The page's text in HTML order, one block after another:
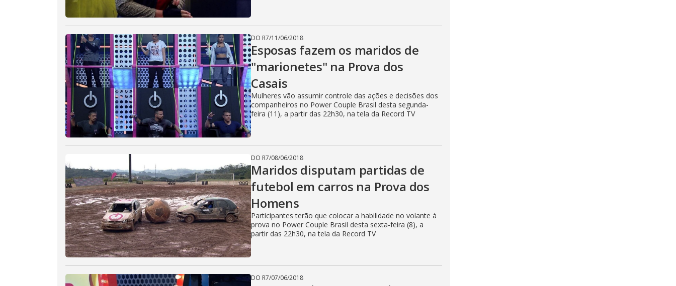
DO R7/11/06/2018
Esposas fazem os maridos de
"marionetes" na Prova dos
Casais
Mulheres vão assumir controle das ações e decisões dos
companheiros no Power Couple Brasil desta segunda-
feira (11), a partir das 22h30, na tela da Record TV
DO R7/08/06/2018
Maridos disputam partidas de
futebol em carros na Prova dos
Homens
Participantes terão que colocar a habilidade no volante à
prova no Power Couple Brasil desta sexta-feira (8), a
partir das 22h30, na tela da Record TV
DO R7/07/06/2018